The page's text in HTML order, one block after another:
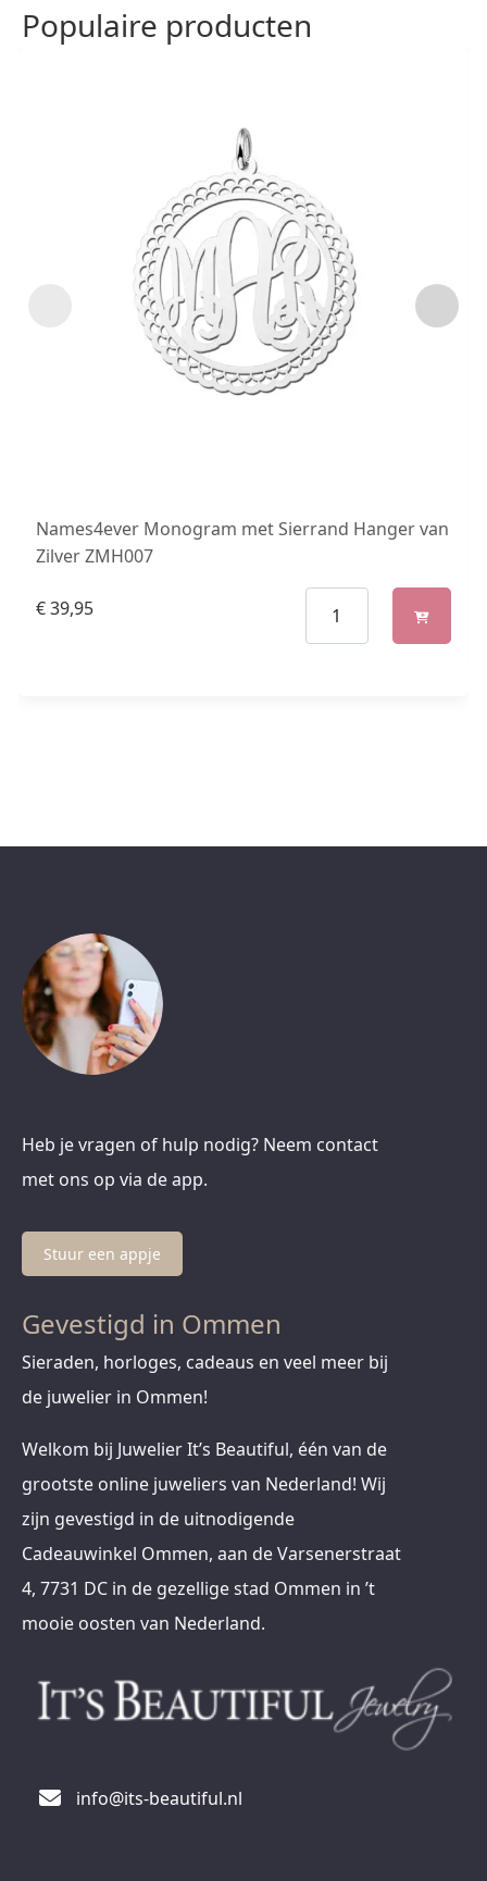
Populaire producten
Names4ever Monogram met Sierrand Hanger van
Zilver ZMH007
€39,95
Heb je vragen of hulp nodig? Neem contact
met ons op via de app.
Stuur een appje
Gevestigd in Ommen
Sieraden, horloges, cadeaus en veel meer bij
de juwelier in Ommen!
Welkom bij Juwelier It’s Beautiful, één van de
grootste online juweliers van Nederland! Wij
zijn gevestigd in de uitnodigende
Cadeauwinkel Ommen, aan de Varsenerstraat
4, 7731 DC in de gezellige stad Ommen in ’t
mooie oosten van Nederland.
info@its-beautiful.nl